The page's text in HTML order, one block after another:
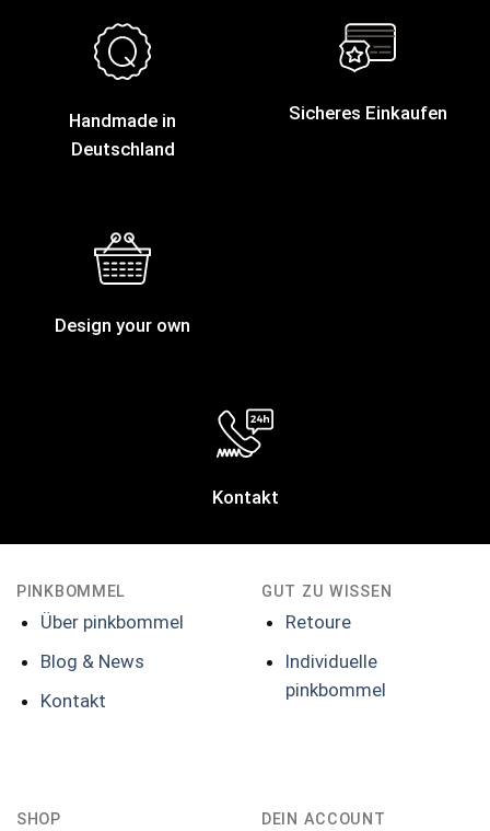
Handmade in
Deutschland
Sicheres Einkaufen
Design your own
Kontakt
PINKBOMMEL
Über pinkbommel
Blog & News
Kontakt
GUT ZU WISSEN
Retoure
Individuelle
pinkbommel
SHOP DEIN ACCOUNT